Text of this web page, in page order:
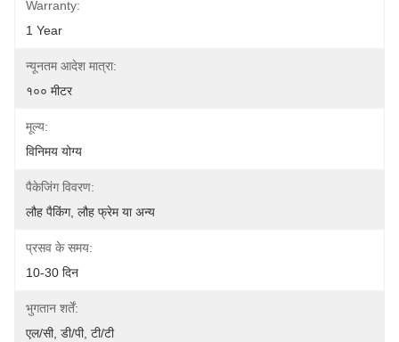
Warranty:
1 Year
न्यूनतम आदेश मात्रा:
१०० मीटर
मूल्य:
विनिमय योग्य
पैकेजिंग विवरण:
लौह पैकिंग, लौह फ्रेम या अन्य
प्रसव के समय:
10-30 दिन
भुगतान शर्तें:
एल/सी, डी/पी, टी/टी